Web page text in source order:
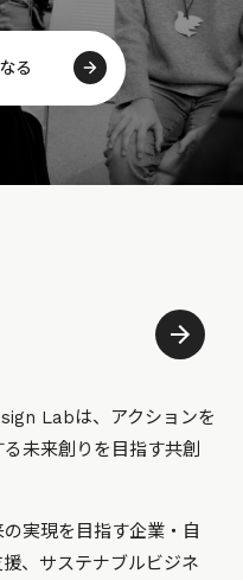
る
Labは、アクションを
未来創りを目指す共創
実現を目指す企業・自
、サステナブルビジネ